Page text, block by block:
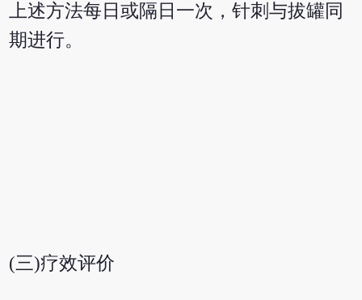
上述方法每日或隔日一次，针刺与拔罐同
期进行。
(三)疗效评价